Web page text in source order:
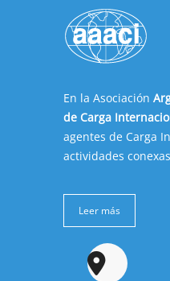
En la Asociación
de Carga
agentes de Carga
actividades
Leer más